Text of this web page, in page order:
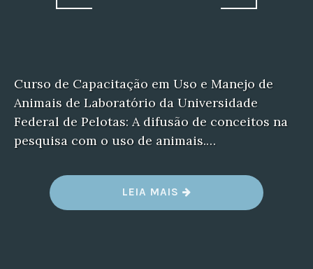
Curso de Capacitação em Uso e Manejo de
Animais de Laboratório da Universidade
Federal de Pelotas: A difusão de conceitos na
pesquisa com o uso de animais.…
LEIA MAIS “BEM
(A)!”